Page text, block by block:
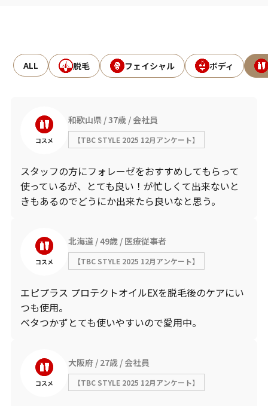
ALL 脱毛 フェイシャル ボディ
コスメ
和歌山県 37歳 会社員
【TBC STYLE 2025 12月アンケート】
スタッフの方にフォレーゼをおすすめしてもらって
使っているが、とても良い！が忙しくて出来ないと
きもあるのでどうにか出来たら良いなと思う。
コスメ
北海道 49歳 医療従事者
【TBC STYLE 2025 12月アンケート】
エピプラス プロテクトオイルEXを脱毛後のケアにい
つも使用。
ベタつかずとても使いやすいので愛用中。
コスメ
大阪府 27歳 会社員
【TBC STYLE 2025 12月アンケート】